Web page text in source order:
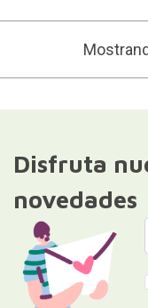
Disfruta
novedades